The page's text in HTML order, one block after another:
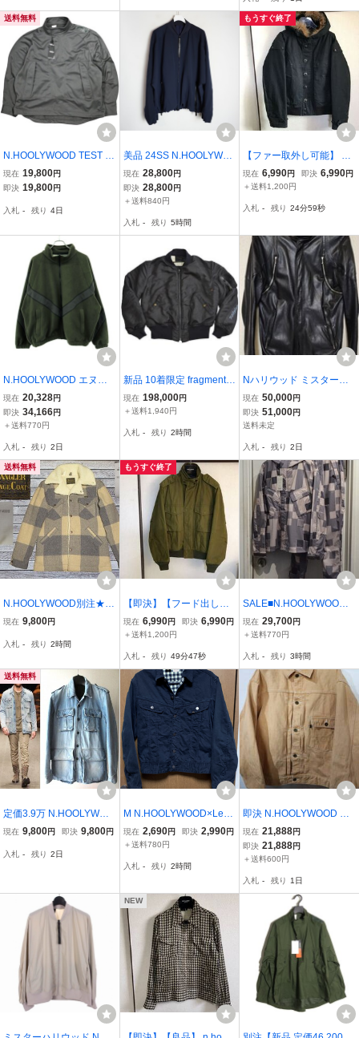
送料無料
N.HOOLYWOOD TEST P
RODUCT EXCHANGE S
ERVICE x WILDTHINGS
LOUSON PCU プルオー
008 40 GREY
現在 19,800円
即決 19,800円
入札 - 残り 4日
美品 24SS N.HOOLYWO
OD エヌハリウッド MA-1
Blouson ポリエステル ジ
ャケット ブルゾン 2241-
4P♪
現在 28,800円
即決 28,800円
＋送料840円
入札 - 残り 5時間
もうすぐ終了
【ファー取外し可能】 n.h
oolywood ミスターハリウ
ッド エヌハリウッド N-2
リタリージャケット ファ
現在 6,990円 即決 6,990円
＋送料1,200円
入札 - 残り 24分58秒
N.HOOLYWOOD エヌハ
リウッド 23AW TRAININ
G BLOUSON フリースト
レーニングブルゾン 9232
LTCZEU3CL4
現在 20,328円
即決 34,166円
＋送料770円
入札 - 残り 2日
新品 10着限定 fragment d
esign × N.HOOLYWOOD
フラグメント デザイン ×
A-1 フライトジャケッ
現在 198,000円
＋送料1,940円
入札 - 残り 2時間
Nハリウッド ミスターハ
リウッド アクティビスト
期 レザー ライダース レ
ザージャケット エヌハリ
現在 50,000円
即決 51,000円
送料未定
入札 - 残り 2日
送料無料
N.HOOLYWOOD別注★S
サイズ【エヌハリウッド×
ー】ボアジャケット/WRA
S9144/チェック/Nハリ/★
現在 9,800円
入札 - 残り 2時間
もうすぐ終了
【即決】【フード出し入
れ可能】n.hoolywood ミ
スターハリウッド エヌハ
ケット ブルゾン 即決早い
者勝ち
現在 6,990円 即決 6,990円
＋送料1,200円
入札 - 残り 49分46秒
SALE■N.HOOLYWOOD
ナイロンセットアップ■ミ
スターハリウッド 971-BL
現在 29,700円
＋送料770円
入札 - 残り 3時間
送料無料
定価3.9万 N.HOOLYWOO
D 別注 Lee オフィサー M-
地フリースボア 70'sタグ
現在 9,800円 即決 9,800円
入札 - 残り 2日
M N.HOOLYWOOD×Lee /
リー×エヌハリウッド ブ
ラックツイル地 裏地ブロ
現在 2,690円 即決 2,990円
＋送料780円
入札 - 残り 2時間
即決 N.HOOLYWOOD エ
ヌハリウッド LOOK サン
プル品 LEVIS リーバイス
1st ファースト型 加工ト
ムジャケット 40
現在 21,888円
即決 21,888円
＋送料600円
入札 - 残り 1日
NEW